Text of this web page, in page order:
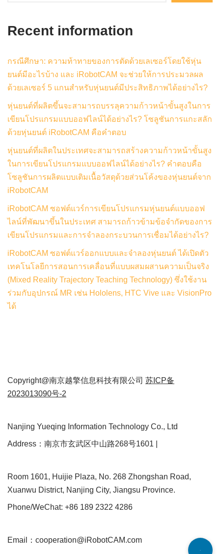
Recent information
กรณีศึกษา: ความท้าทายของการตัดด้วยเลเซอร์โดยใช้หุ่น
ยนต์มีอะไรบ้าง และ iRobotCAM จะช่วยให้การประมวลผล
ด้วยเลเซอร์ 5 แกนสำหรับหุ่นยนต์มีประสิทธิภาพได้อย่างไร?
หุ่นยนต์ที่ผลิตขึ้นจะสามารถบรรลุความก้าวหน้าขั้นสูงในการ
เขียนโปรแกรมแบบออฟไลน์ได้อย่างไร? โซลูชันการแกะสลัก
ด้วยหุ่นยนต์ iRobotCAM คือคำตอบ
หุ่นยนต์ที่ผลิตในประเทศจะสามารถสร้างความก้าวหน้าขั้นสูง
ในการเขียนโปรแกรมแบบออฟไลน์ได้อย่างไร? คำตอบคือ
โซลูชันการผลิตแบบเติมเนื้อวัสดุด้วยส่วนโค้งของหุ่นยนต์จาก
iRobotCAM
iRobotCAM ซอฟต์แวร์การเขียนโปรแกรมหุ่นยนต์แบบออฟ
ไลน์ที่พัฒนาขึ้นในประเทศ สามารถก้าวข้ามข้อจำกัดของการ
เขียนโปรแกรมและการจำลองกระบวนการเชื่อมได้อย่างไร?
iRobotCAM ซอฟต์แวร์ออกแบบและจำลองหุ่นยนต์ ได้เปิดตัว
เทคโนโลยีการสอนการเคลื่อนที่แบบผสมผสานความเป็นจริง
(Mixed Reality Trajectory Teaching Technology) ซึ่งใช้งาน
ร่วมกับอุปกรณ์ MR เช่น Hololens, HTC Vive และ VisionPro
ได้
Copyright@南京越擎信息科技有限公司 苏ICP备
2023013090号-2
Nanjing Yueqing Information Technology Co., Ltd
Address：南京市玄武区中山路268号1601 |
Room 1601, Huijie Plaza, No. 268 Zhongshan Road,
Xuanwu District, Nanjing City, Jiangsu Province.
Phone/WeChat: +86 189 2322 4286
Email：cooperation@iRobotCAM.com